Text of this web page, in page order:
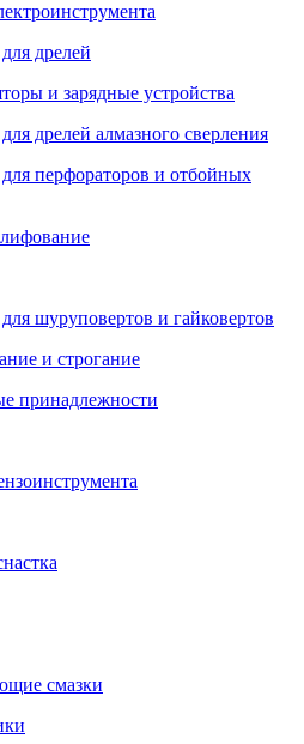
дрелей
и зарядные устройства
дрелей алмазного сверления
перфораторов и отбойных
шуруповертов и гайковертов
и строгание
принадлежности
смазки